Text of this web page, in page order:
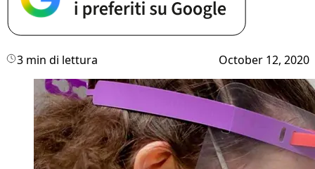
3 min di lettura October 12, 2020